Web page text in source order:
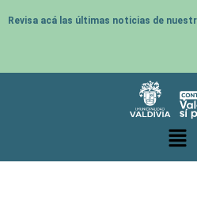
Revisa acá las últimas noticias de